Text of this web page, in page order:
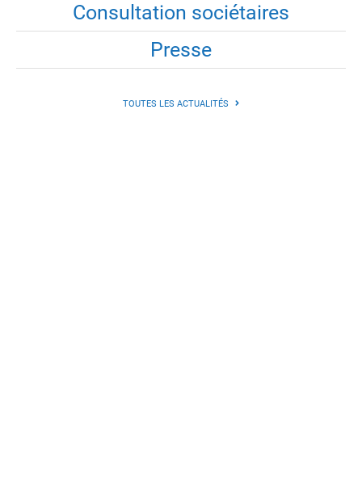
Consultation sociétaires
Presse
TOUTES LES ACTUALITÉS